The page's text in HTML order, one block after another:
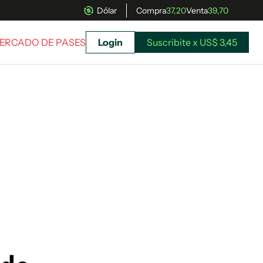
Dólar Compra37,20Venta39,70
DE PASES Login Suscribite x US$ 3,45